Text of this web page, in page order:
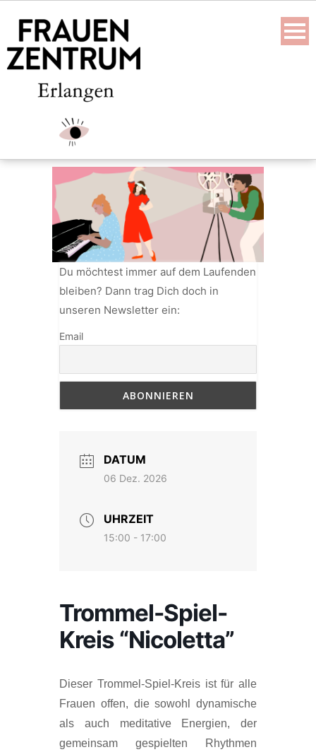
content
Du möchtest immer auf dem Laufenden
bleiben? Dann trag Dich doch in
unseren Newsletter ein:
Email
DATUM
06 Dez. 2026
UHRZEIT
15:00 - 17:00
Trommel-Spiel-
Kreis “Nicoletta”
Dieser Trommel-Spiel-Kreis ist für alle
Frauen offen, die sowohl dynamische
als auch meditative Energien, der
gemeinsam gespielten Rhythmen